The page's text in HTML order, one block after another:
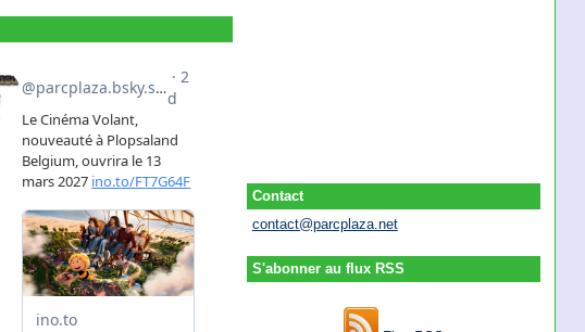
Contact
contact@parcplaza.net
S'abonner au flux RSS